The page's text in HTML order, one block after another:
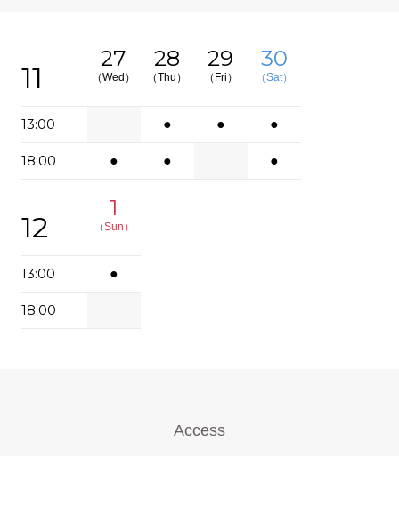
11
27
（Wed）
28
（Thu）
29
（Fri）
30
（Sat）
13:00 ● ● ●
18:00 ● ● ●
12
1
（Sun）
13:00 ●
18:00
Access